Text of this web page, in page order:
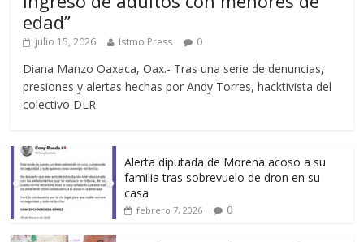
edad”
julio 15, 2026 Istmo Press 0
Diana Manzo Oaxaca, Oax.- Tras una serie de denuncias,
presiones y alertas hechas por Andy Torres, hacktivista del
colectivo DLR
Alerta diputada de Morena acoso a su
familia tras sobrevuelo de dron en su
casa
febrero 7, 2026 0